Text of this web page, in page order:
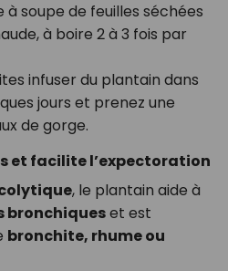
à soupe de feuilles séchées
à boire 2 à 3 fois par
infuser du plantain dans
jours et prenez une
de gorge.
et facilite l’expectoration
, le plantain aide à
bronchiqueset est
bronchite, rhume ou